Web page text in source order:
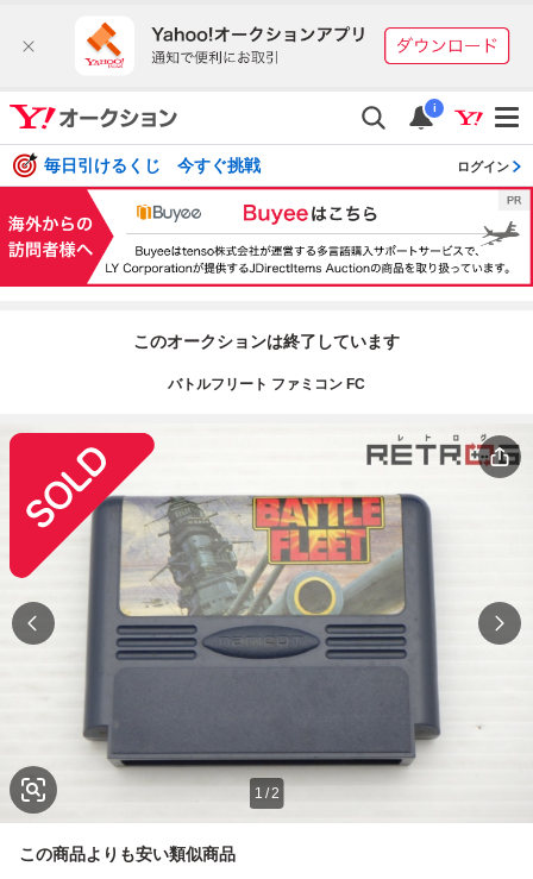
i
毎日引けるくじ 今すぐ挑戦 ログイン
このオークションは終了しています
バトルフリート ファミコン FC
1 /2
この商品よりも安い類似商品